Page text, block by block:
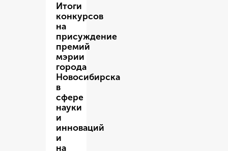
Итоги
конкурсов
на
присуждение
премий
мэрии
города
Новосибирска
в
сфере
науки
и
инноваций
и
на